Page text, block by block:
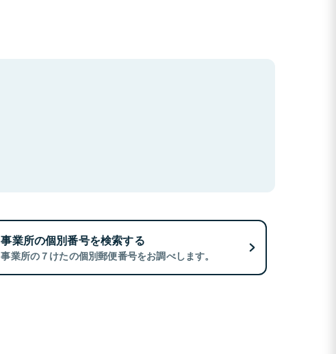
事業所の個別番号を検索する
事業所の７けたの個別郵便番号をお調べします。